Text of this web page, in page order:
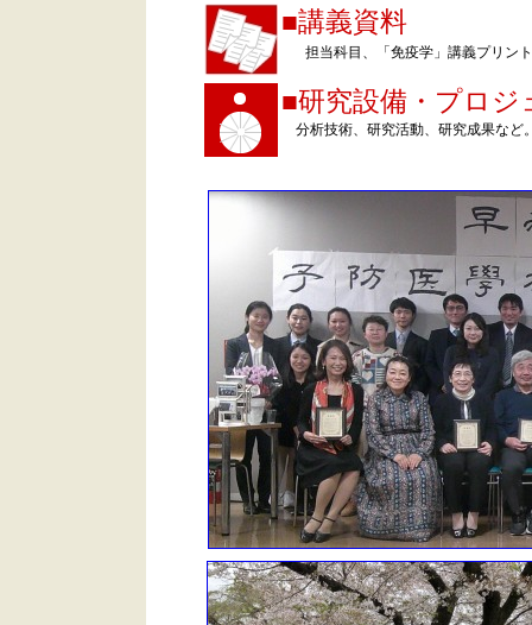
■講義資料
担当科目、「免疫学」講義プリン
■研究設備・プロジ
分析技術、研究活動、研究成果など